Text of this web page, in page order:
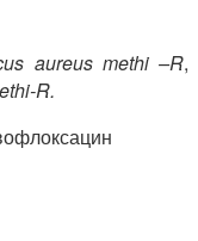
aureus methi–R,
-R.